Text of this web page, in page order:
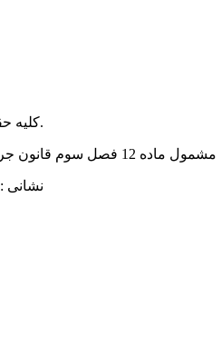
کلیه حقوق مادی ومعنوی متعلق به سی پنل می باشد.
نشانی :